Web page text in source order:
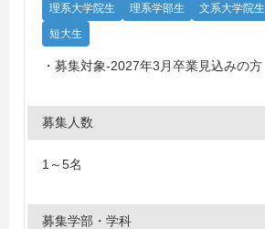
理系大学院生 理系学部生 文系大学院生
短大生
・募集対象-2027年3月卒業見込みの方
募集人数
1～5名
募集学部・学科